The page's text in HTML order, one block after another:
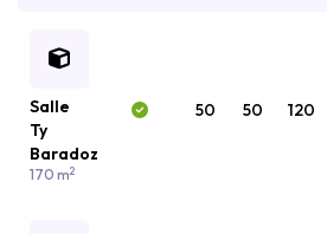
Salle
Ty
Baradoz
170 m2
50 50 120